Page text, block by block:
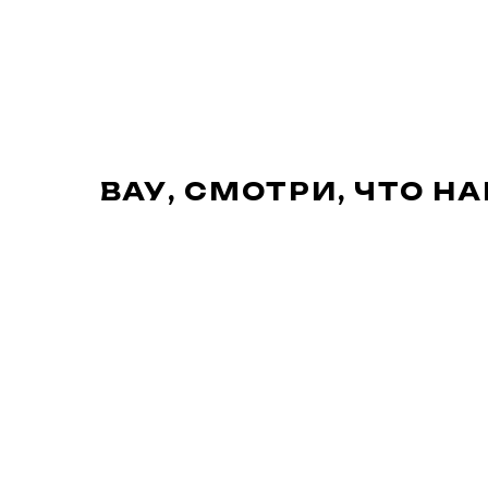
ВАУ, СМОТРИ, ЧТО